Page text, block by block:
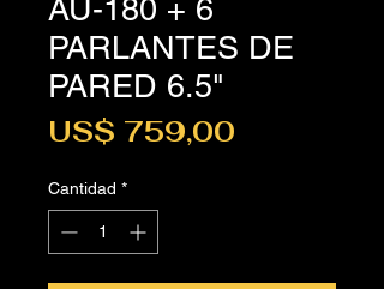
AU-180 + 6
PARLANTES DE
PARED 6.5"
US$ 759,00
Cantidad *